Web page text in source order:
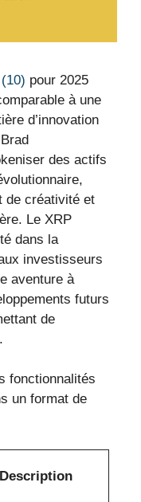
pour 2025
à une
d’innovation
des actifs
de créativité et
Le XRP
dans la
investisseurs
aventure à
futurs
de
fonctionnalités
un format de
Description